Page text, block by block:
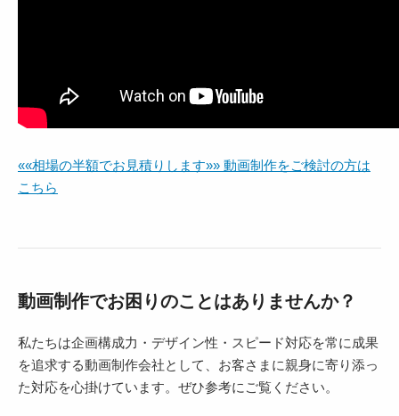
««相場の半額でお見積りします»» 動画制作をご検討の方は
こちら
動画制作でお困りのことはありませんか？
私たちは企画構成力・デザイン性・スピード対応を常に成果
を追求する動画制作会社として、お客さまに親身に寄り添っ
た対応を心掛けています。ぜひ参考にご覧ください。